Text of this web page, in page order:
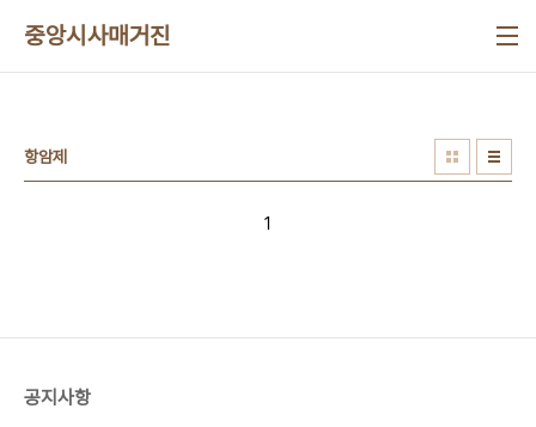
중앙시사매거진
항암제
1
공지사항